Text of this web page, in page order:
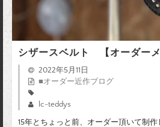
シザースベルト 【オーダーメ
2022年5月11日
■オーダー近作ブログ
lc-teddys
15年とちょっと前、オーダー頂いて制